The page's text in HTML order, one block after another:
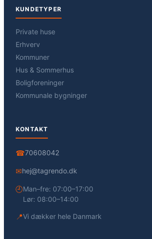
KUNDETYPER
Private huse
Erhverv
Kommuner
Hus & Sommerhus
Boligforeninger
Kommunale bygninger
KONTAKT
☎70608042
✉hej@tagrendo.dk
🕘Man–fre: 07:00–17:00
Lør: 08:00–14:00
📍Vi dækker hele Danmark